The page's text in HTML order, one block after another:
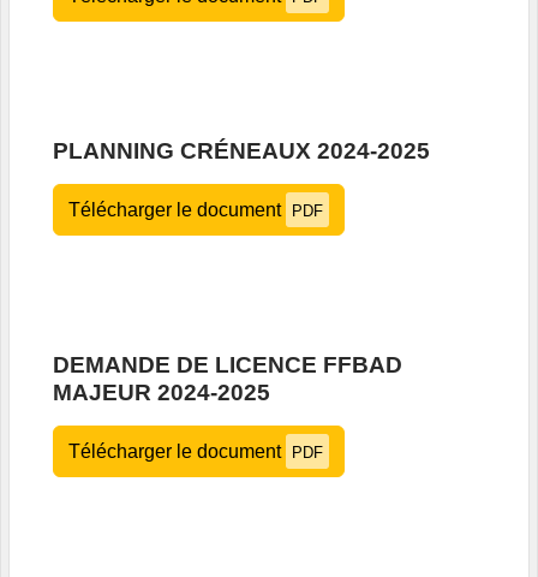
PLANNING CRÉNEAUX 2024-2025
Télécharger le document PDF
DEMANDE DE LICENCE FFBAD
MAJEUR 2024-2025
Télécharger le document PDF